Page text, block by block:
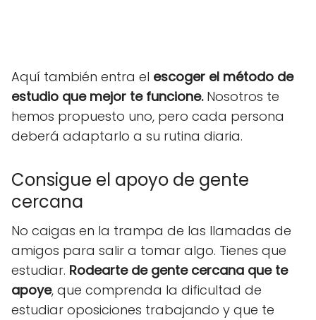
Aquí también entra el escoger el método de
estudio que mejor te funcione.Nosotros te
hemos propuesto uno, pero cada persona
deberá adaptarlo a su rutina diaria.
Consigue el apoyo de gente
cercana
No caigas en la trampa de las llamadas de
amigos para salir a tomar algo. Tienes que
estudiar. Rodearte de gente cercana que te
apoye, que comprenda la dificultad de
estudiar oposiciones trabajando y que te